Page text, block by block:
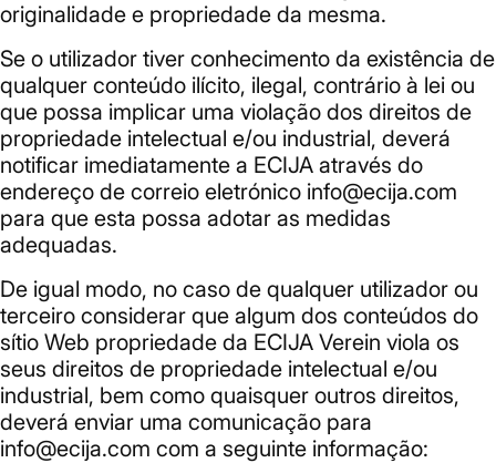
originalidade e propriedade da mesma.
Se o utilizador tiver conhecimento da existência de
qualquer conteúdo ilícito, ilegal, contrário à lei ou
que possa implicar uma violação dos direitos de
propriedade intelectual e/ou industrial, deverá
notificar imediatamente a ECIJA através do
endereço de correio eletrónico info@ecija.com
para que esta possa adotar as medidas
adequadas.
De igual modo, no caso de qualquer utilizador ou
terceiro considerar que algum dos conteúdos do
sítio Web propriedade da ECIJA Verein viola os
seus direitos de propriedade intelectual e/ou
industrial, bem como quaisquer outros direitos,
deverá enviar uma comunicação para
info@ecija.com com a seguinte informação: